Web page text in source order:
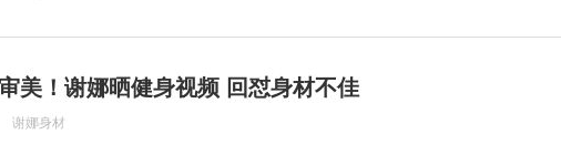
美！谢娜晒健身视频 回怼身材不佳
谢娜身材